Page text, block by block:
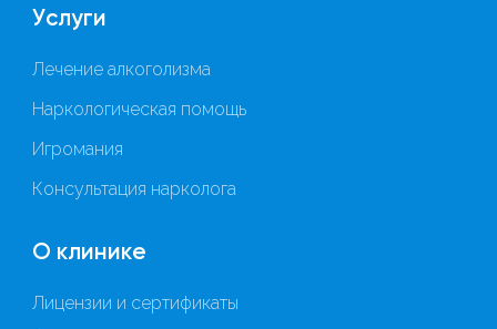
Услуги
Лечение алкоголизма
Наркологическая помощь
Игромания
Консультация нарколога
О клинике
Лицензии и сертификаты